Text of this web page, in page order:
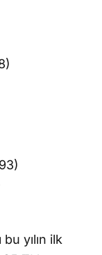
yılın ilk